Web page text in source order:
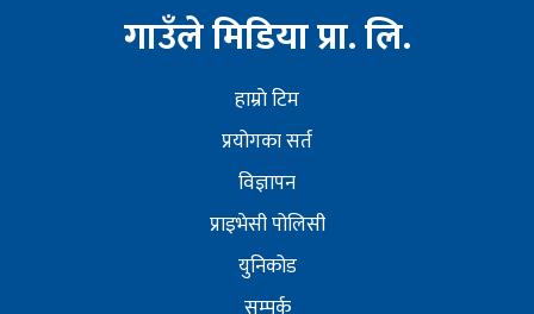
गाउँले मिडिया प्रा. लि.
हाम्राे टिम
प्रयोगका सर्त
विज्ञापन
प्राइभेसी पोलिसी
युनिकोड